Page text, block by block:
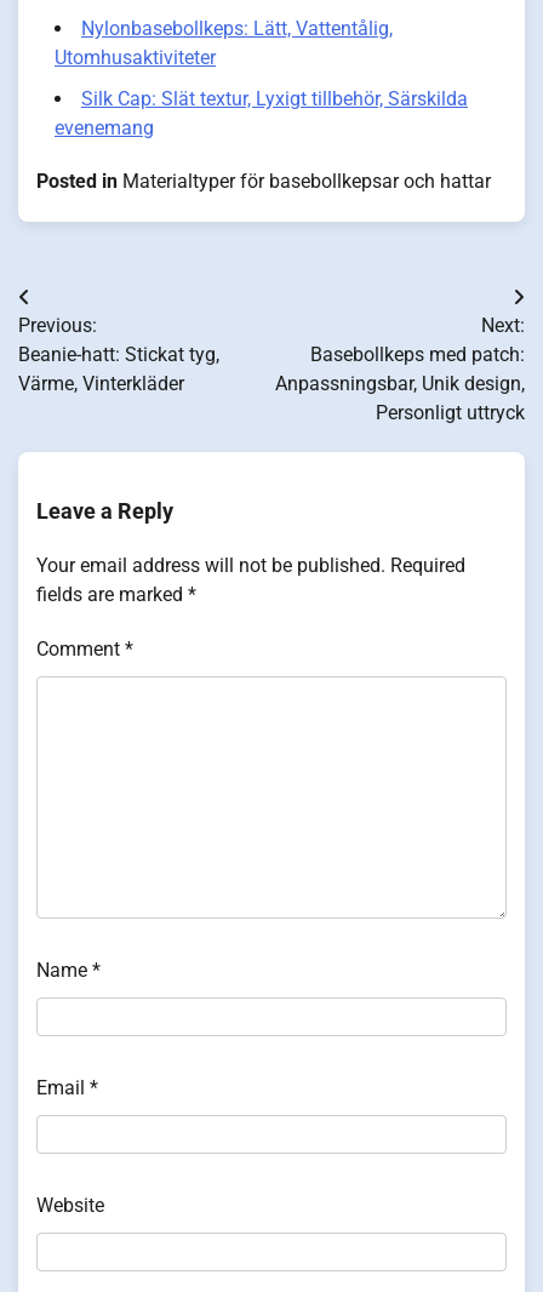
Nylonbasebollkeps: Lätt, Vattentålig,
Utomhusaktiviteter
Silk Cap: Slät textur, Lyxigt tillbehör, Särskilda
evenemang
Posted in Materialtyper för basebollkepsar och hattar
Post
navigation
Previous:
Beanie-hatt: Stickat tyg,
Värme, Vinterkläder
Next:
Basebollkeps med patch:
Anpassningsbar, Unik design,
Personligt uttryck
Leave a Reply
Your email address will not be published. Required
fields are marked *
Comment *
Name *
Email *
Website